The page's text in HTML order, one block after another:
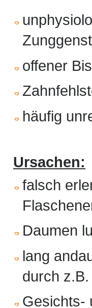
offener
häufig
Ursachen:
falsch
Daumen
lang
durch
Gesichts-